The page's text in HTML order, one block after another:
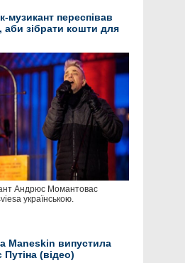
музикант переспівав
аби зібрати кошти для
Андрюс Момантовас
українською.
Maneskin випустила
(відео)